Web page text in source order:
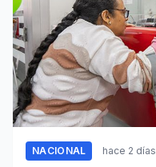
NACIONAL hace 2 días